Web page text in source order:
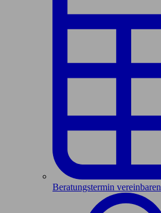
Beratungstermin vereinbaren